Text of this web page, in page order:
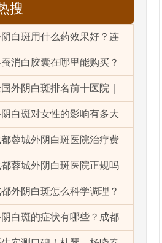
搜
白斑用什么药效果好？连
消白胶囊在哪里能购买？
外阴白斑排名前十医院｜
白斑对女性的影响有多大
都蓉城外阴白斑医院治疗费
都蓉城外阴白斑医院正规吗
都外阴白斑怎么科学调理？
白斑的症状有哪些？成都